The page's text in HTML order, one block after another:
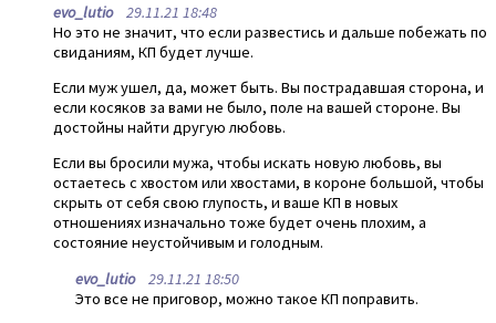
evo_lutio29.11.21 18:48
Но это не значит, что если развестись и дальше побежать по
свиданиям, КП будет лучше.
Если муж ушел, да, может быть. Вы пострадавшая сторона, и
если косяков за вами не было, поле на вашей стороне. Вы
достойны найти другую любовь.
Если вы бросили мужа, чтобы искать новую любовь, вы
остаетесь с хвостом или хвостами, в короне большой, чтобы
скрыть от себя свою глупость, и ваше КП в новых
отношениях изначально тоже будет очень плохим, а
состояние неустойчивым и голодным.
evo_lutio29.11.21 18:50
Это все не приговор, можно такое КП поправить.